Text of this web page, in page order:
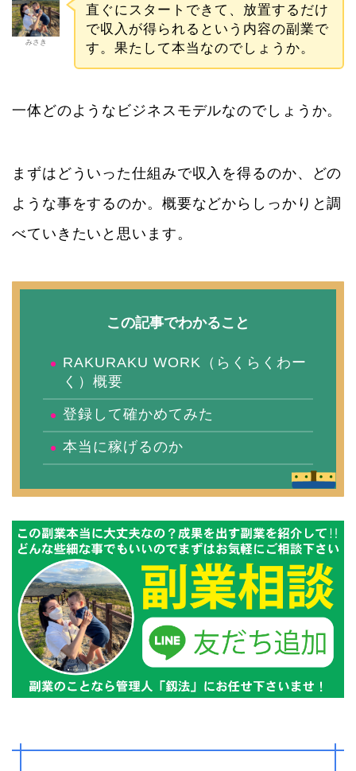
みさき
直ぐにスタートできて、放置するだけ
で収入が得られるという内容の副業で
す。果たして本当なのでしょうか。
一体どのようなビジネスモデルなのでしょうか。
まずはどういった仕組みで収入を得るのか、どの
ような事をするのか。概要などからしっかりと調
べていきたいと思います。
この記事でわかること
RAKURAKU WORK（らくらくわー
く）概要
登録して確かめてみた
本当に稼げるのか